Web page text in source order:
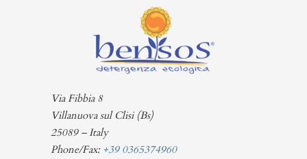
Via Fibbia 8
Villanuova sul Clisi (Bs)
25089 – Italy
Phone/Fax: +39 0365374960